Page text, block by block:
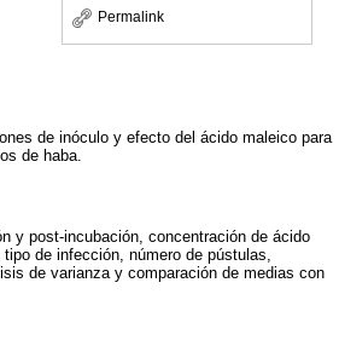
Permalink
de inóculo y efecto del ácido maleico para
de haba.
y post-incubación, concentración de ácido
de infección, número de pústulas,
de varianza y comparación de medias con